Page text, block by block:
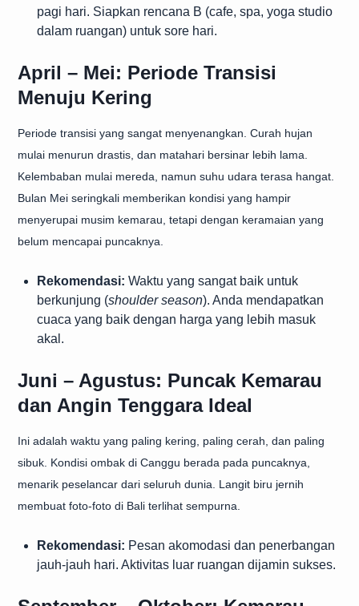
pagi hari. Siapkan rencana B (cafe, spa, yoga studio
dalam ruangan) untuk sore hari.
April – Mei: Periode Transisi
Menuju Kering
Periode transisi yang sangat menyenangkan. Curah hujan
mulai menurun drastis, dan matahari bersinar lebih lama.
Kelembaban mulai mereda, namun suhu udara terasa hangat.
Bulan Mei seringkali memberikan kondisi yang hampir
menyerupai musim kemarau, tetapi dengan keramaian yang
belum mencapai puncaknya.
Rekomendasi: Waktu yang sangat baik untuk
berkunjung (shoulder season). Anda mendapatkan
cuaca yang baik dengan harga yang lebih masuk
akal.
Juni – Agustus: Puncak Kemarau
dan Angin Tenggara Ideal
Ini adalah waktu yang paling kering, paling cerah, dan paling
sibuk. Kondisi ombak di Canggu berada pada puncaknya,
menarik peselancar dari seluruh dunia. Langit biru jernih
membuat foto-foto di Bali terlihat sempurna.
Rekomendasi: Pesan akomodasi dan penerbangan
jauh-jauh hari. Aktivitas luar ruangan dijamin sukses.